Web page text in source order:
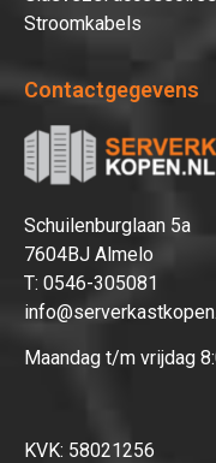
Stroomkabels
Contactgegevens
Schuilenburglaan 5a
7604BJ Almelo
T: 0546-305081
Maandag t/m vrijdag
KVK: 58021256